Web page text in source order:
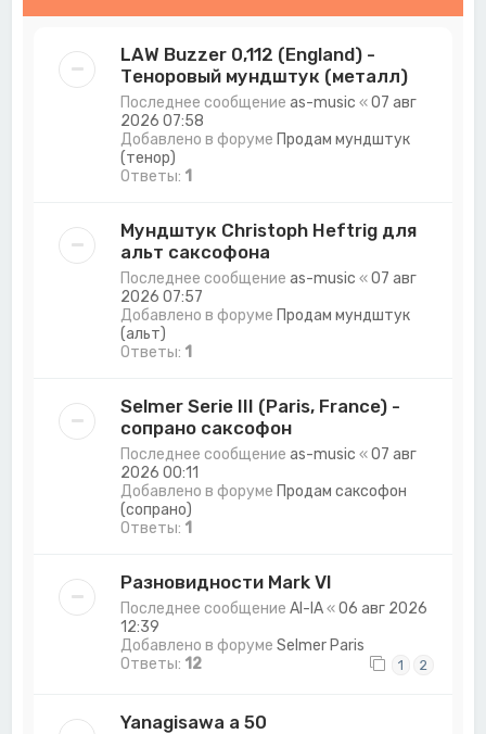
LAW Buzzer 0,112 (England) -
Теноровый мундштук (металл)
Последнее сообщениеas-music «07 авг
2026 07:58
Добавлено в форуме Продам мундштук
(тенор)
Ответы: 1
Мундштук Christoph Heftrig для
альт саксофона
Последнее сообщениеas-music «07 авг
2026 07:57
Добавлено в форуме Продам мундштук
(альт)
Ответы: 1
Selmer Serie III (Paris, France) -
сопрано саксофон
Последнее сообщениеas-music «07 авг
2026 00:11
Добавлено в форуме Продам саксофон
(сопрано)
Ответы: 1
Разновидности Mark VI
Последнее сообщениеAl-lA«06 авг 2026
12:39
Добавлено в форумеSelmer Paris
Ответы: 12 1 2
Yanagisawa a 50